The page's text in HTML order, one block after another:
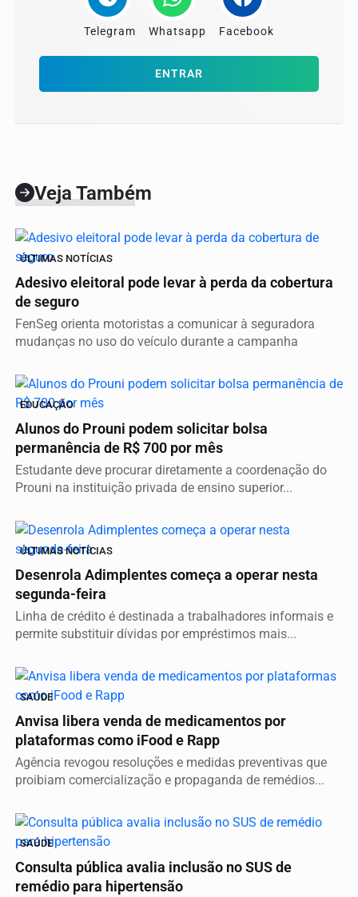
Telegram Whatsapp Facebook
ENTRAR
Veja Também
ÚLTIMAS NOTÍCIAS
Adesivo eleitoral pode levar à perda da cobertura
de seguro
FenSeg orienta motoristas a comunicar à seguradora
mudanças no uso do veículo durante a campanha
EDUCAÇÃO
Alunos do Prouni podem solicitar bolsa
permanência de R$ 700 por mês
Estudante deve procurar diretamente a coordenação do
Prouni na instituição privada de ensino superior...
ÚLTIMAS NOTÍCIAS
Desenrola Adimplentes começa a operar nesta
segunda-feira
Linha de crédito é destinada a trabalhadores informais e
permite substituir dívidas por empréstimos mais...
SAÚDE
Anvisa libera venda de medicamentos por
plataformas como iFood e Rapp
Agência revogou resoluções e medidas preventivas que
proibiam comercialização e propaganda de remédios...
SAÚDE
Consulta pública avalia inclusão no SUS de
remédio para hipertensão